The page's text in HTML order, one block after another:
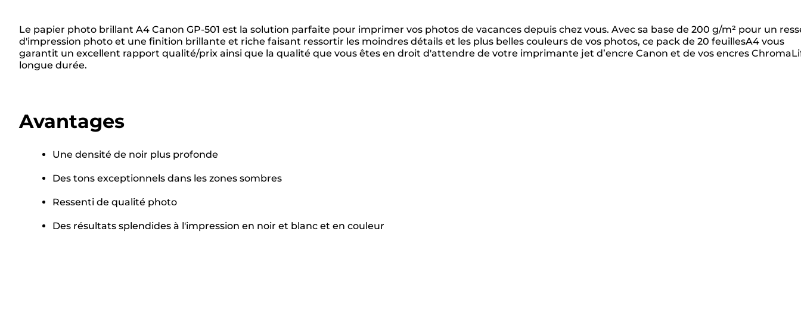
Le papier photo brillant A4 Canon GP-501 est la solution parfaite pour imprimer vos photos de vacances depuis chez vous. Avec sa base de 200 g/m² pour un
d'impression photo et une finition brillante et riche faisant ressortir les moindres détails et les plus belles couleurs de vos photos, ce pack de 20 feuillesA4 vous
garantit un excellent rapport qualité/prix ainsi que la qualité que vous êtes en droit d'attendre de votre imprimante jet d’encre Canon et de vos encres
longue durée.
Avantages
Une densité de noir plus profonde
Des tons exceptionnels dans les zones sombres
Ressenti de qualité photo
Des résultats splendides à l'impression en noir et blanc et en couleur